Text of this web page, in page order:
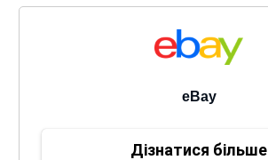
eBay
Дізнатися більше